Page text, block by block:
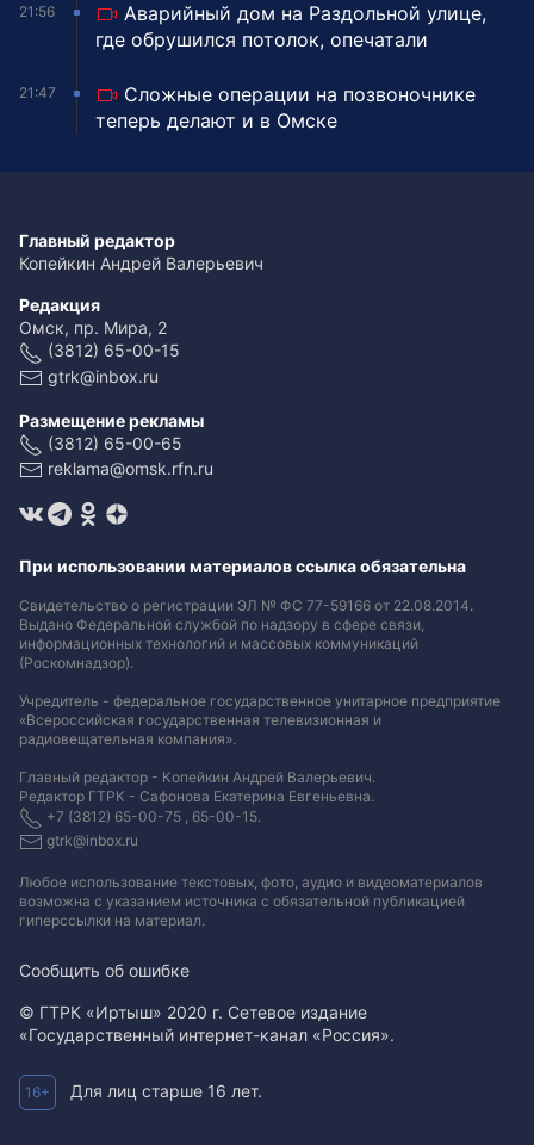
21:56
Аварийный дом на Раздольной улице,
где обрушился потолок, опечатали
21:47
Сложные операции на позвоночнике
теперь делают и в Омске
Главный редактор
Копейкин Андрей Валерьевич
Редакция
Омск, пр. Мира, 2
(3812) 65-00-15
gtrk@inbox.ru
Размещение рекламы
(3812) 65-00-65
reklama@omsk.rfn.ru
При использовании материалов ссылка обязательна
Свидетельство о регистрации ЭЛ № ФС 77-59166 от 22.08.2014.
Выдано Федеральной службой по надзору в сфере связи,
информационных технологий и массовых коммуникаций
(Роскомнадзор).
Учредитель - федеральное государственное унитарное предприятие
«Всероссийская государственная телевизионная и
радиовещательная компания».
Главный редактор - Копейкин Андрей Валерьевич.
Редактор ГТРК - Сафонова Екатерина Евгеньевна.
+7 (3812) 65-00-75 , 65-00-15.
gtrk@inbox.ru
Любое использование текстовых, фото, аудио и видеоматериалов
возможна с указанием источника с обязательной публикацией
гиперссылки на материал.
Сообщить об ошибке
© ГТРК «Иртыш» 2020 г. Сетевое издание
«Государственный интернет-канал «Россия».
16+ Для лиц старше 16 лет.